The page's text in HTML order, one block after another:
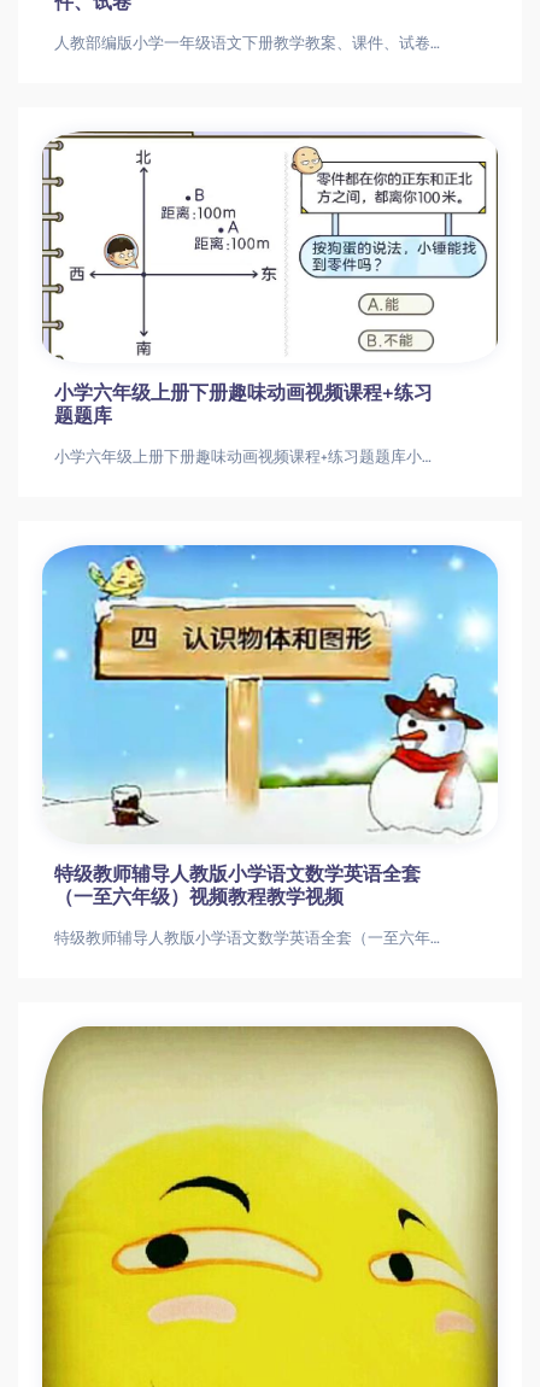
人教部编版小学一年级语文下册教学教案、课件、试卷人教部编版小学一年级语文下册教学教案、课件、试卷
小学六年级上册下册趣味动画视频课程+练习
题题库
小学六年级上册下册趣味动画视频课程+练习题题库小学六年级上册下册趣味动画视频课程+练习题题库
特级教师辅导人教版小学语文数学英语全套
（一至六年级）视频教程教学视频
特级教师辅导人教版小学语文数学英语全套（一至六年级）视频教程教学视频特级教师辅导人教版小学语文数学英语全套（一至六年级）视频教程教学